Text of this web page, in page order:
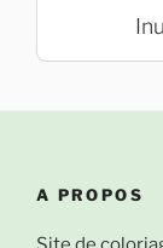
A PROPOS